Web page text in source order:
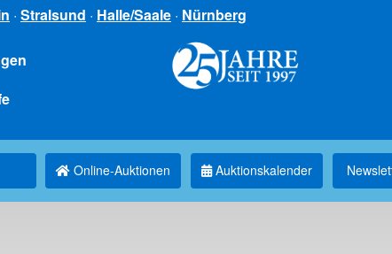
· Stralsund · Halle/Saale · Nürnberg
Online-Auktionen Auktionskalender